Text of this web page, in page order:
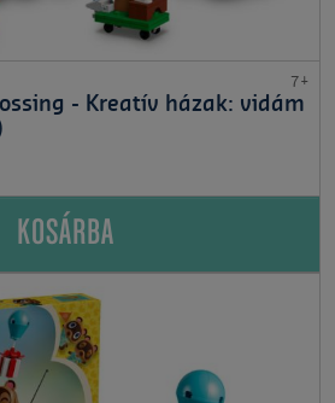
7+
- Kreatív házak: vidám
KOSÁRBA